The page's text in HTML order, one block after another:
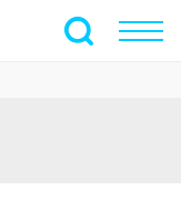
全文搜索